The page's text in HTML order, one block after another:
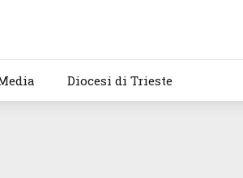
Diocesi di Trieste